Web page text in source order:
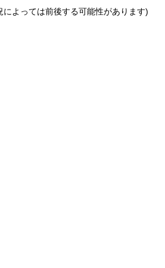
よっては前後する可能性があります)